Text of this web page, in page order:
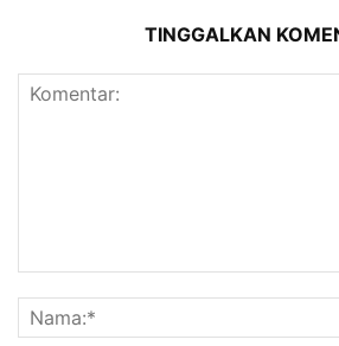
TINGGALKAN